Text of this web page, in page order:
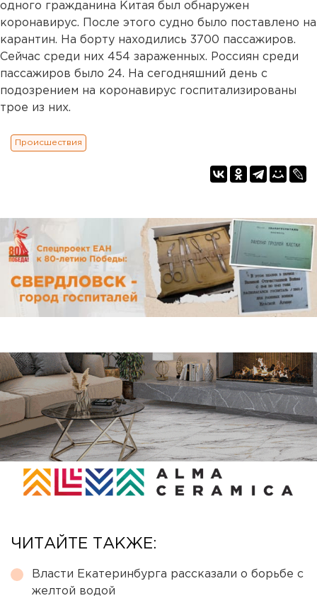
одного гражданина Китая был обнаружен
коронавирус. После этого судно было поставлено на
карантин. На борту находились 3700 пассажиров.
Сейчас среди них 454 зараженных. Россиян среди
пассажиров было 24. На сегодняшний день с
подозрением на коронавирус госпитализированы
трое из них.
Происшествия
ЧИТАЙТЕ ТАКЖЕ:
Власти Екатеринбурга рассказали о борьбе с
желтой водой